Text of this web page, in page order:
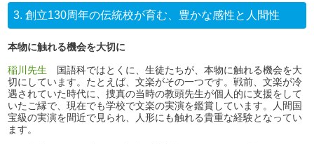
3. 創立130周年の伝統校が育む、豊かな感性と人間性
本物に触れる機会を大切に
稲川先生 国語科ではとくに、生徒たちが、本物に触れる機会を大
切にしています。たとえば、文楽がその一つです。戦前、文楽が冷
遇されていた時代に、捜真の当時の教頭先生が個人的に支援をして
いたご縁で、現在でも学校で文楽の実演を鑑賞しています。人間国
宝級の実演を間近で見られ、人形にも触れる貴重な経験となってい
ます。